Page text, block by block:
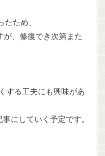
ため、
が、修復でき次第また
する工夫にも興味があ
にしていく予定です。